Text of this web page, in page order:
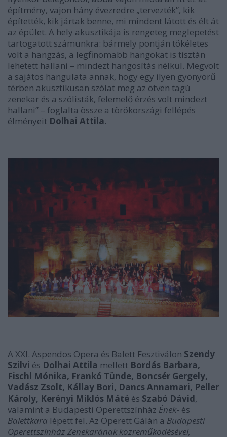
építmény, vajon hány évezredre „tervezték”, kik
építették, kik jártak benne, mi mindent látott és élt át
az épület. A hely akusztikája is rengeteg meglepetést
tartogatott számunkra: bármely pontján tökéletes
volt a hangzás, a legfinomabb hangokat is tisztán
lehetett hallani – mindezt hangosítás nélkül. Megvolt
a sajátos hangulata annak, hogy egy ilyen gyönyörű
térben akusztikusan szólat meg az ötven tagú
zenekar és a szólisták, felemelő érzés volt mindezt
hallani” – foglalta össze a törökországi fellépés
élményeit Dolhai Attila.
A XXI. Aspendos Opera és Balett Fesztiválon Szendy
Szilvi és Dolhai Attila mellett Bordás Barbara,
Fischl Mónika, Frankó Tünde, Boncsér Gergely,
Vadász Zsolt, Kállay Bori, Dancs Annamari, Peller
Károly, Kerényi Miklós Máté és Szabó Dávid,
valamint a Budapesti Operettszínház Ének- és
Balettkara lépett fel. Az Operett Gálán a Budapesti
Operettszínház Zenekarának közreműködésével,